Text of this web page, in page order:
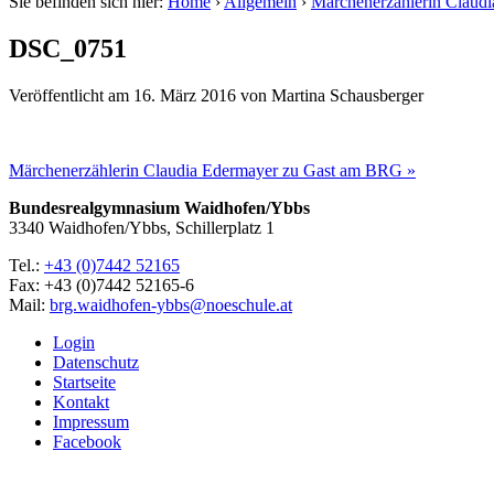
DSC_0751
Veröffentlicht am 16. März 2016 von Martina Schausberger
Märchenerzählerin Claudia Edermayer zu Gast am BRG »
Bundesrealgymnasium Waidhofen/Ybbs
3340 Waidhofen/Ybbs, Schillerplatz 1
Tel.: +43 (0)7442 52165
Fax: +43 (0)7442 52165-6
Mail: brg.waidhofen-ybbs@noeschule.at
Login
Datenschutz
Startseite
Kontakt
Impressum
Facebook